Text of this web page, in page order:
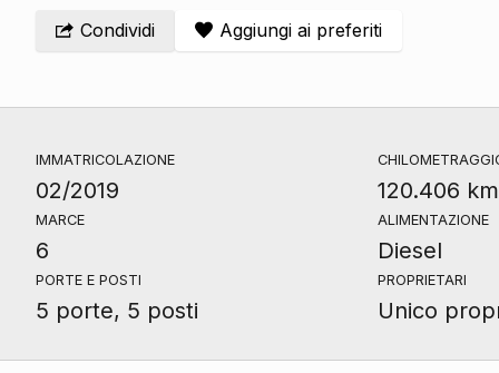
Condividi Aggiungi ai preferiti
IMMATRICOLAZIONE
02/2019 120.406 km
MARCE
6
ALIMENTAZIONE
Diesel
PORTE E POSTI
5 porte, 5 posti
PROPRIETARI
Unico